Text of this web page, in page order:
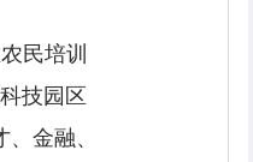
民培训
技园区
金融、